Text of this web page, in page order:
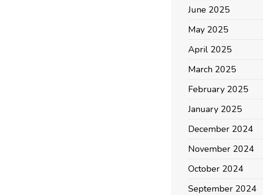
June 2025
May 2025
April 2025
March 2025
February 2025
January 2025
December 2024
November 2024
October 2024
September 2024